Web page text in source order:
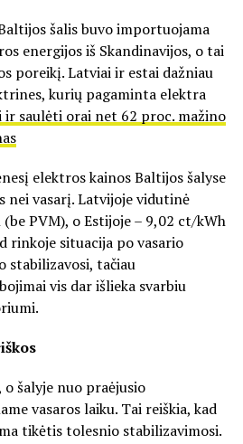
šalis buvo importuojama
energijos iš Skandinavijos, o tai
poreikį. Latviai ir estai dažniau
kurių pagaminta elektra
ir saulėti orai net 62 proc. mažino
elektros kainos Baltijos šalyse
nei vasarį. Latvijoje vidutinė
PVM), o Estijoje – 9,02 ct/kWh
rinkoje situacija po vasario
stabilizavosi, tačiau
vis dar išlieka svarbiu
o šalyje nuo praėjusio
vasaros laiku. Tai reiškia, kad
tikėtis tolesnio stabilizavimosi.